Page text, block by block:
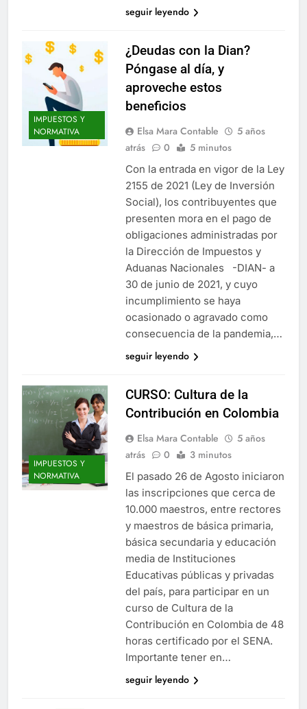
seguir leyendo
IMPUESTOS Y
NORMATIVA
¿Deudas con la Dian?
Póngase al día, y
aproveche estos
beneficios
Elsa Mara Contable
5 años
atrás
0 5 minutos
Con la entrada en vigor de la Ley
2155 de 2021 (Ley de Inversión
Social), los contribuyentes que
presenten mora en el pago de
obligaciones administradas por
la Dirección de Impuestos y
Aduanas Nacionales -DIAN- a
30 de junio de 2021, y cuyo
incumplimiento se haya
ocasionado o agravado como
consecuencia de la pandemia,…
seguir leyendo
IMPUESTOS Y
NORMATIVA
CURSO: Cultura de la
Contribución en Colombia
Elsa Mara Contable
5 años
atrás
0 3 minutos
El pasado 26 de Agosto iniciaron
las inscripciones que cerca de
10.000 maestros, entre rectores
y maestros de básica primaria,
básica secundaria y educación
media de Instituciones
Educativas públicas y privadas
del país, para participar en un
curso de Cultura de la
Contribución en Colombia de 48
horas certificado por el SENA.
Importante tener en…
seguir leyendo